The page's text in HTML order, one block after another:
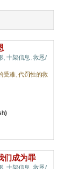
, 十架信息, 救恩/
受难, 代罚性的救
们成为罪
, 十架信息, 救恩/